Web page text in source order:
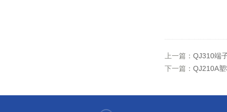
上一篇： QJ310端
下一篇： QJ210A